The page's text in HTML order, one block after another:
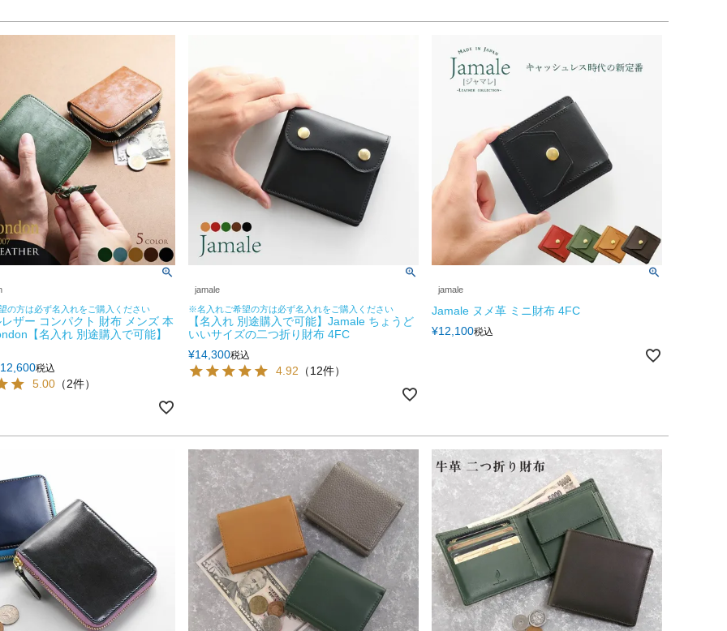
の方は必ず名入れをご購入ください
ザー コンパクト 財布 メンズ 本
【名入れ 別途購入で可能】
12,600税込
5.00 （2件）
jamale
※名入れご希望の方は必ず名入れをご購入ください
【名入れ 別途購入で可能】Jamale ちょうど
いいサイズの二つ折り財布 4FC
¥14,300税込
4.92 （12件）
jamale
Jamale ヌメ革 ミニ財布 4FC
¥12,100税込